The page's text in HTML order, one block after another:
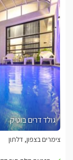
המתחם והישוב
מתחם
וחדר אוכל עם מקרר
גולד דרים בוטיק
צימרים בצפון, דלתון